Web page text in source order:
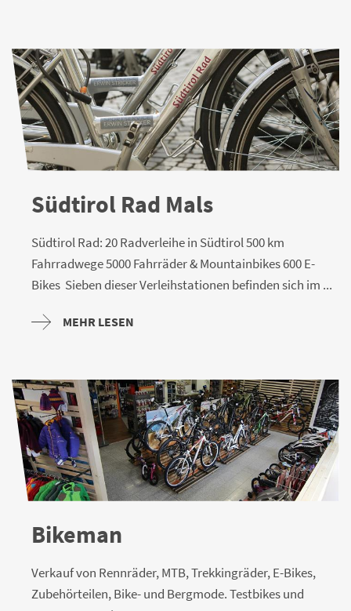
Südtirol Rad Mals
Südtirol Rad: 20 Radverleihe in Südtirol 500 km
Fahrradwege 5000 Fahrräder & Mountainbikes 600 E-
Bikes Sieben dieser Verleihstationen befinden sich im ...
MEHR LESEN
Bikeman
Verkauf von Rennräder, MTB, Trekkingräder, E-Bikes,
Zubehörteilen, Bike- und Bergmode. Testbikes und